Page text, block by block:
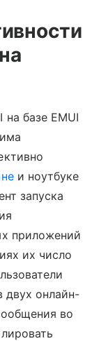
на базе EMUI
и ноутбуке
запуска
приложений
их число
двух онлайн-
во